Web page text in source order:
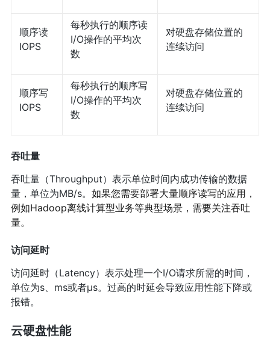
顺序读
IOPS
每秒执行的顺序读
I/O操作的平均次
数
对硬盘存储位置的
连续访问
顺序写
IOPS
每秒执行的顺序写
I/O操作的平均次
数
对硬盘存储位置的
连续访问
吞吐量
吞吐量（Throughput）表示单位时间内成功传输的数据
量，单位为MB/s。 如果您需要部署大量顺序读写的应用，
例如Hadoop离线计算型业务等典型场景，需要关注吞吐
量。
访问延时
访问延时（Latency）表示处理一个I/O请求所需的时间，
单位为s、ms或者μs。过高的时延会导致应用性能下降或
报错。
云硬盘性能